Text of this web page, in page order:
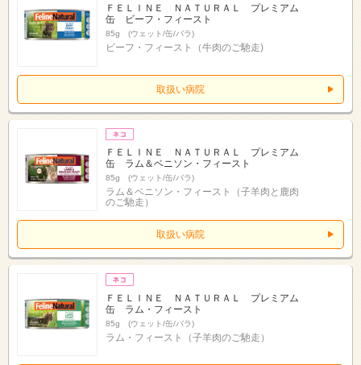
ＦＥＬＩＮＥ ＮＡＴＵＲＡＬ プレミアム
缶 ビーフ・フィースト
85g (ウェット/缶/バラ)
ビーフ・フィースト（牛肉のご馳走)
取扱い病院
ＦＥＬＩＮＥ ＮＡＴＵＲＡＬ プレミアム
缶 ラム＆ベニソン・フィースト
85g (ウェット/缶/バラ)
ラム＆ベニソン・フィースト（子羊肉と鹿肉
のご馳走）
取扱い病院
ＦＥＬＩＮＥ ＮＡＴＵＲＡＬ プレミアム
缶 ラム・フィースト
85g (ウェット/缶/バラ)
ラム・フィースト（子羊肉のご馳走）